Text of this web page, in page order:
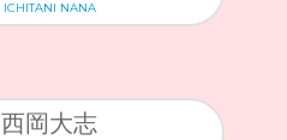
ICHITANI NANA
西岡大志